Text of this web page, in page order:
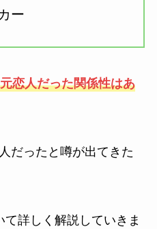
ー
恋人だった関係性はあ
だったと噂が出てきた
詳しく解説していきま